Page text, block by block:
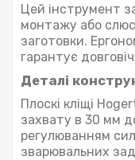
Цей інструмент
монтажу або
заготовки.
гарантує
Деталі
Плоскі кліщі
захвату в 30 мм
регулюванням
зварювальних